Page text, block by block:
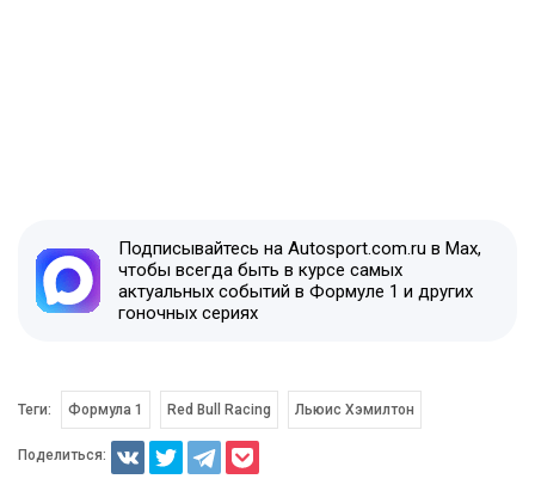
Подписывайтесь на Autosport.com.ru в Max,
чтобы всегда быть в курсе самых
актуальных событий в Формуле 1 и других
гоночных сериях
Теги: Формула 1 Red Bull Racing Льюис Хэмилтон
Поделиться: